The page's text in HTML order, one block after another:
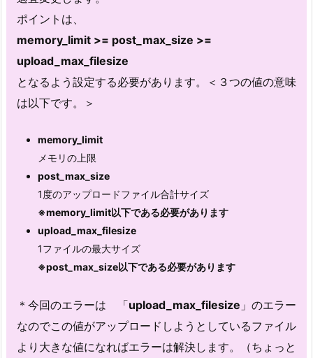
ポイントは、
memory_limit >= post_max_size >=
upload_max_filesize
となるよう設定する必要があります。＜３つの値の意味
は以下です。＞
memory_limit
メモリの上限
post_max_size
1度のアップロードファイル合計サイズ
※memory_limit以下である必要があります
upload_max_filesize
1ファイルの最大サイズ
※post_max_size以下である必要があります
＊今回のエラーは 「upload_max_filesize 」のエラー
なのでこの値がアップロードしようとしているファイル
より大きな値になればエラーは解決します。（ちょっと